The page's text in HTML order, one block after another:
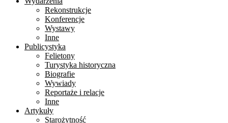
Rekonstrukcje
Konferencje
Wystawy
Inne
Publicystyka
Felietony
Turystyka historyczna
Biografie
Wywiady
Reportaże i relacje
Inne
Artykuły
Starożytność